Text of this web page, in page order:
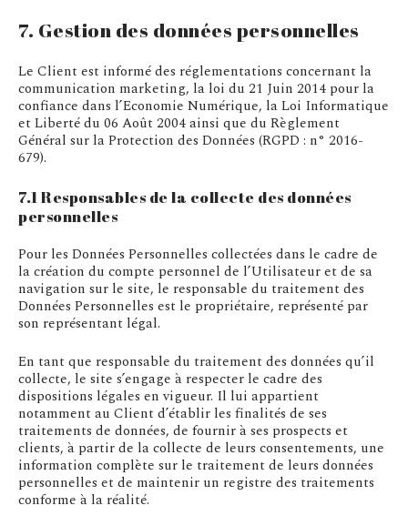
7. Gestion des données personnelles
Le Client est informé des réglementations concernant la
communication marketing, la loi du 21 Juin 2014 pour la
confiance dans l’Economie Numérique, la Loi Informatique
et Liberté du 06 Août 2004 ainsi que du Règlement
Général sur la Protection des Données (RGPD : n° 2016-
679).
7.1 Responsables de la collecte des données
personnelles
Pour les Données Personnelles collectées dans le cadre de
la création du compte personnel de l’Utilisateur et de sa
navigation sur le site, le responsable du traitement des
Données Personnelles est le propriétaire, représenté par
son représentant légal.
En tant que responsable du traitement des données qu’il
collecte, le site s’engage à respecter le cadre des
dispositions légales en vigueur. Il lui appartient
notamment au Client d’établir les finalités de ses
traitements de données, de fournir à ses prospects et
clients, à partir de la collecte de leurs consentements, une
information complète sur le traitement de leurs données
personnelles et de maintenir un registre des traitements
conforme à la réalité.